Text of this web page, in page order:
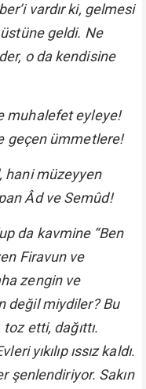
vardır ki, gelmesi
üstüne geldi. Ne
o da kendisine
muhalefet eyleye!
geçen ümmetlere!
hani müzeyyen
Âd ve Semûd!
da kavmine “Ben
Firavun ve
zengin ve
değil miydiler? Bu
etti, dağıttı.
yıkılıp ıssız kaldı.
şenlendiriyor. Sakın